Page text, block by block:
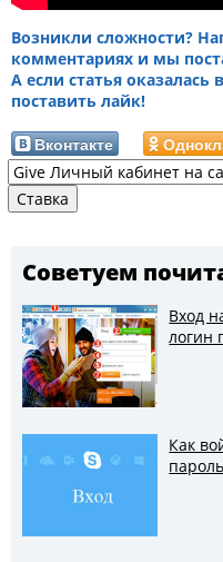
Возникли сложности?
комментариях и мы
А если статья оказалась
поставить лайк!
Вконтакте
Советуем
Вход
логин
Как
пароль